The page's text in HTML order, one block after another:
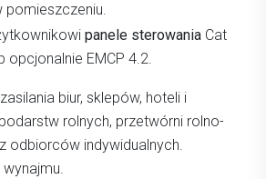
pomieszczeniu.
panele sterowania Cat
opcjonalnie EMCP 4.2.
biur, sklepów, hoteli i
rolnych, przetwórni rolno-
odbiorców indywidualnych.
wynajmu.